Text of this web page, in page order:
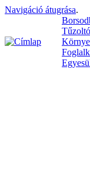
Navigáció átugrása.